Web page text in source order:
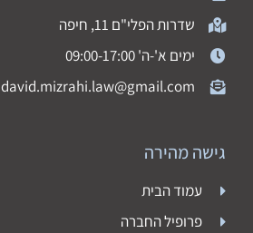
שדרות הפלי"ם 11, חיפה
ימים א'-ה' 09:00-17:00
david.mizrahi.law@gmail.com
גישה מהירה
עמוד הבית
פרופיל החברה